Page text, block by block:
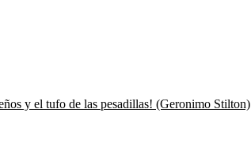
y el tufo de las pesadillas! (Geronimo Stilton)